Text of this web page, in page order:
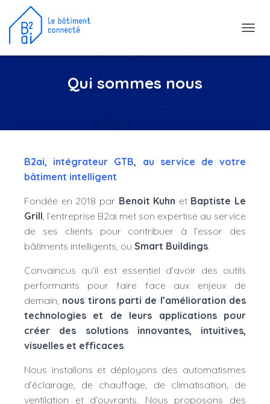
A
Qui sommes nous
B2ai, intégrateur GTB, au service de votre
bâtiment intelligent
Fondée en 2018 par Benoit Kuhn et Baptiste Le
Grill, l’entreprise B2ai met son expertise au service
de ses clients pour contribuer à l’essor des
bâtiments intelligents, ou Smart Buildings.
Convaincus qu’il est essentiel d’avoir des outils
performants pour faire face aux enjeux de
demain, nous tirons parti de l’amélioration des
technologies et de leurs applications pour
créer des solutions innovantes, intuitives,
visuelles et efficaces.
Nous installons et déployons des automatismes
d’éclairage, de chauffage, de climatisation, de
ventilation et d’ouvrants. Nous proposons des